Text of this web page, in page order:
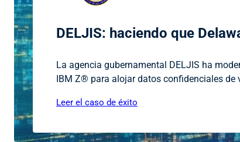
DELJIS: haciendo que
La agencia gubernamental DELJIS ha
IBM Z® para alojar datos confidenciales de
Leer el caso de éxito